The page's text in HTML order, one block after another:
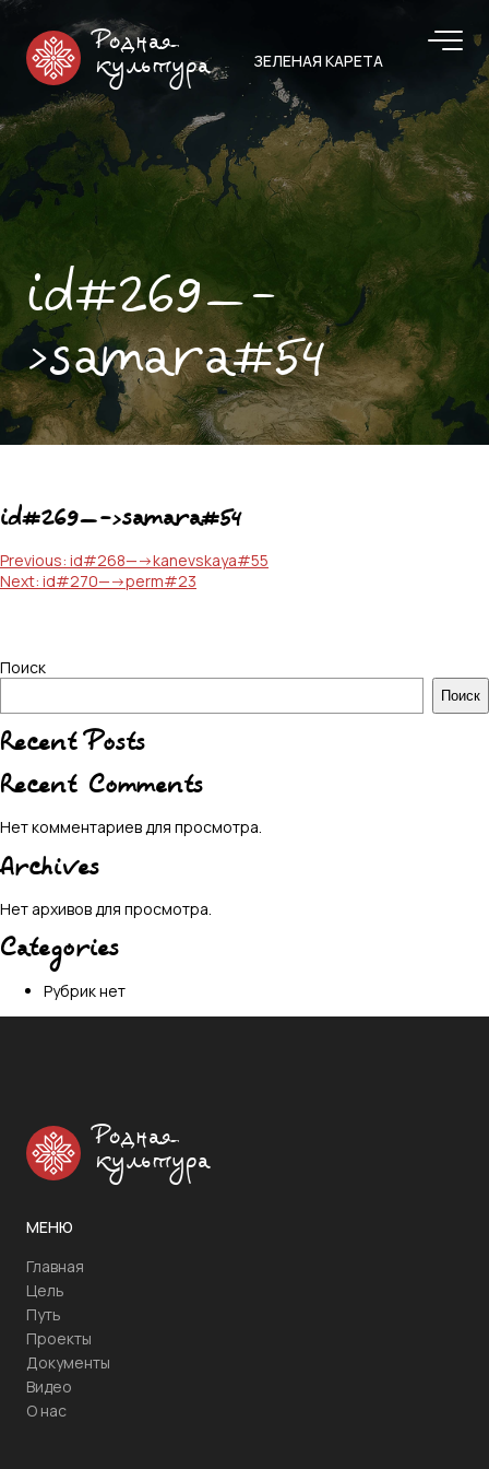
Родная
культура
ЗЕЛЕНАЯ КАРЕТА
id#269—-
>samara#54
id#269—->samara#54
Навигация
по
Previous: id#268—->kanevskaya#55
Next: id#270—->perm#23
Поиск
Поиск
Recent Posts
Recent Comments
Нет комментариев для просмотра.
Archives
Нет архивов для просмотра.
Categories
Рубрик нет
Родная
культура
МЕНЮ
Главная
Цель
Путь
Проекты
Документы
Видео
О нас